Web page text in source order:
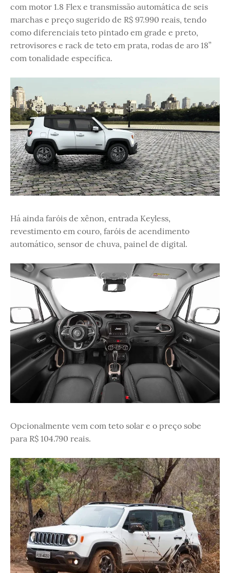
com motor 1.8 Flex e transmissão automática de seis
marchas e preço sugerido de R$ 97.990 reais, tendo
como diferenciais teto pintado em grade e preto,
retrovisores e rack de teto em prata, rodas de aro 18”
com tonalidade específica.
Há ainda faróis de xênon, entrada Keyless,
revestimento em couro, faróis de acendimento
automático, sensor de chuva, painel de digital.
Opcionalmente vem com teto solar e o preço sobe
para R$ 104.790 reais.